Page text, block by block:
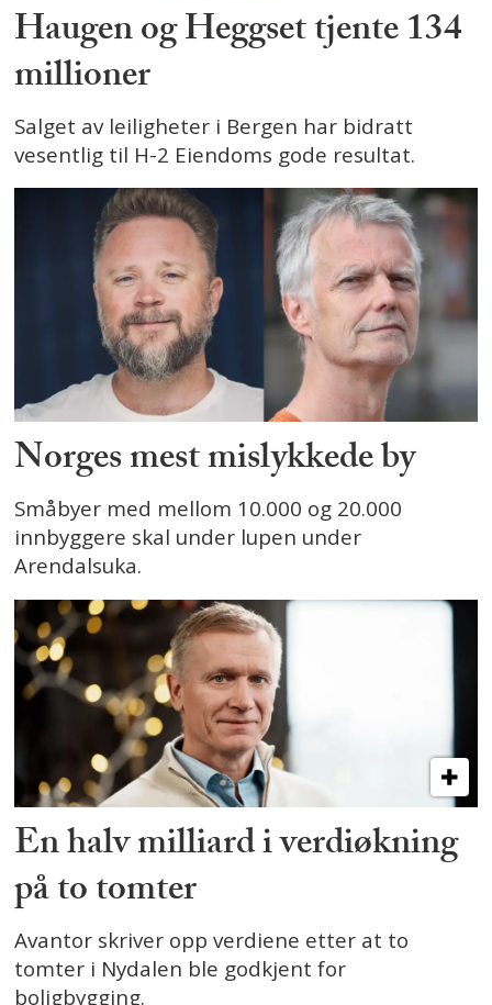
Haugen og Heggset tjente 134
millioner
Salget av leiligheter i Bergen har bidratt
vesentlig til H-2 Eiendoms gode resultat.
Norges mest mislykkede by
Småbyer med mellom 10.000 og 20.000
innbyggere skal under lupen under
Arendalsuka.
En halv milliard i verdiøkning
på to tomter
Avantor skriver opp verdiene etter at to
tomter i Nydalen ble godkjent for
boligbygging.